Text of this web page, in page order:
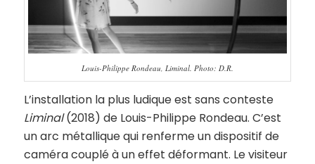
Louis-Philippe Rondeau, Liminal. Photo: D.R.
L’installation la plus ludique est sans conteste
Liminal(2018) de Louis-Philippe Rondeau. C’est
un arc métallique qui renferme un dispositif de
caméra couplé à un effet déformant. Le visiteur